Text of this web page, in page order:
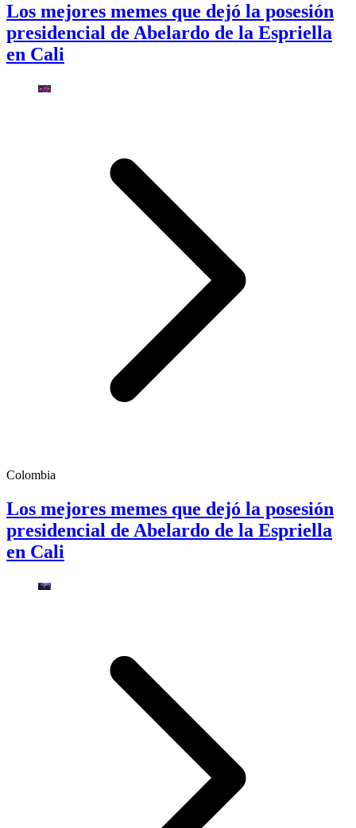
Los mejores memes que dejó la posesión
presidencial de Abelardo de la Espriella
en Cali
Colombia
Los mejores memes que dejó la posesión
presidencial de Abelardo de la Espriella
en Cali